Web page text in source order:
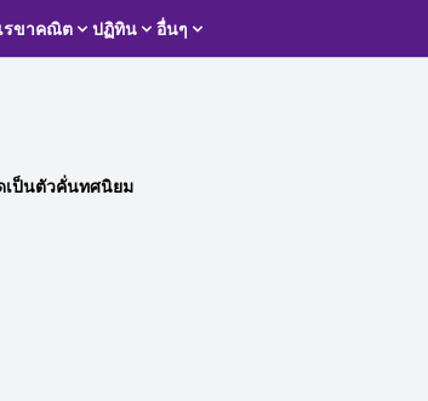
เรขาคณิต ปฏิทิน อื่นๆ
เป็นตัวคั่นทศนิยม